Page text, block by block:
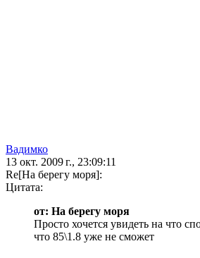
Вадимко
13 окт. 2009 г., 23:09:11
Re[На берегу моря]:
Цитата:
от: На берегу моря
Просто хочется увидеть на что
что 85\1.8 уже не сможет